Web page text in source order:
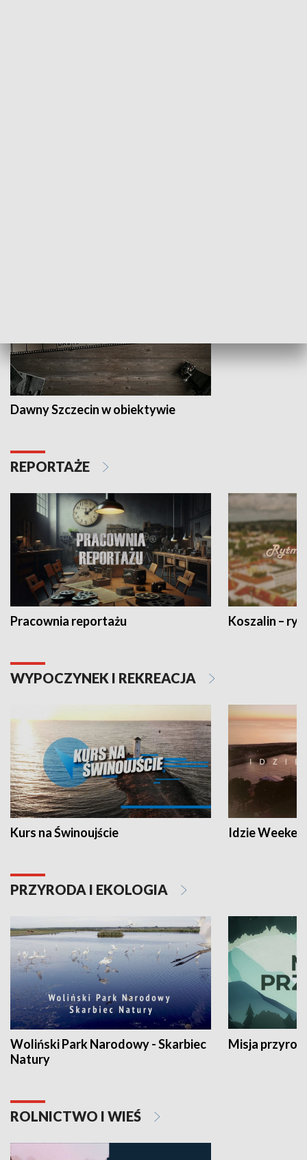
Dawny Szczecin w obiektywie
REPORTAŻE
Pracownia reportażu Koszalin –
WYPOCZYNEK I REKREACJA
Kurs na Świnoujście Idzie
PRZYRODA I EKOLOGIA
Woliński Park Narodowy - Skarbiec
Natury
Misja
ROLNICTWO I WIEŚ